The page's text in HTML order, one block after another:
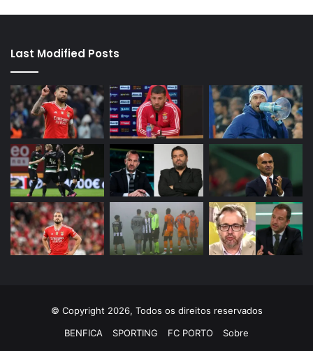
Last Modified Posts
© Copyright 2026, Todos os direitos reservados
BENFICA
SPORTING FC PORTO Sobre